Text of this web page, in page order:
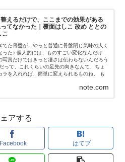
えるだけで、ここまでの効果がある
てなかった｜覆面はしこ 改め ととの
こ
てた骨盤が、やっと普通に骨盤閉じ気味の人く
った♪ 個人的には、ものすごい変化なんだけ
写真だけではきっと凄さは伝わらないんだろう
って、これくらいの足先の向きなんて、ちょ
ラを入れれば、簡単に変えられるものね。 も
note.com
アする
Facebook はてブ